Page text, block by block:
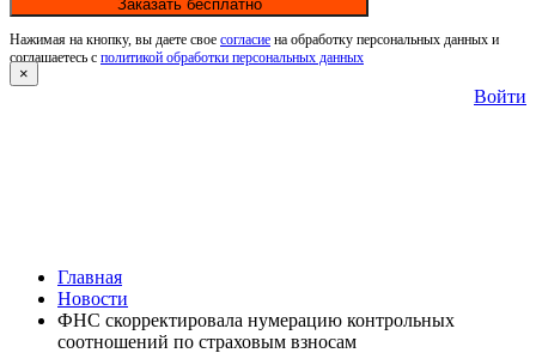
Заказать бесплатно
Нажимая на кнопку, вы даете свое согласие на обработку персональных данных и
соглашаетесь с политикой обработки персональных данных
×
Войти
Главная
Новости
ФНС скорректировала нумерацию контрольных
соотношений по страховым взносам